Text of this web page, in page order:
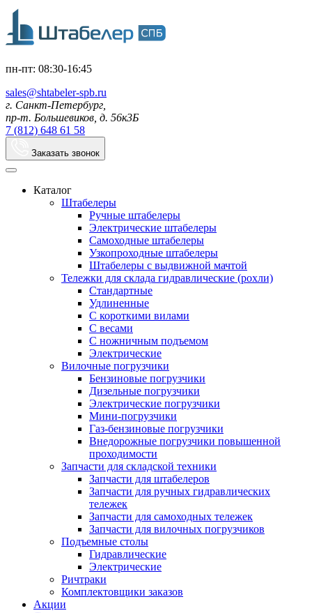
пн-пт: 08:30-16:45
sales@shtabeler-spb.ru
г. Санкт-Петербург,
пр-т. Большевиков, д. 56к3Б
7 (812) 648 61 58
Заказать звонок
Каталог
Штабелеры
Ручные штабелеры
Электрические штабелеры
Самоходные штабелеры
Узкопроходные штабелеры
Штабелеры с выдвижной мачтой
Тележки для склада гидравлические (рохли)
Стандартные
Удлиненные
С короткими вилами
С весами
С ножничным подъемом
Электрические
Вилочные погрузчики
Бензиновые погрузчики
Дизельные погрузчики
Электрические погрузчики
Мини-погрузчики
Газ-бензиновые погрузчики
Внедорожные погрузчики повышенной
проходимости
Запчасти для складской техники
Запчасти для штабелеров
Запчасти для ручных гидравлических
тележек
Запчасти для самоходных тележек
Запчасти для вилочных погрузчиков
Подъемные столы
Гидравлические
Электрические
Ричтраки
Комплектовщики заказов
Акции